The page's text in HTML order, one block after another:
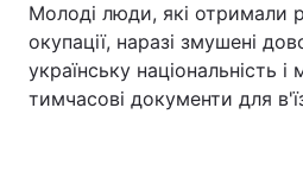
Молоді люди, які отримали
окупації, наразі змушені
українську національність
тимчасові документи для